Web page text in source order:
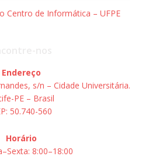
Centro de Informática – UFPE
Endereço
s/n – Cidade Universitária.
PE – Brasil
50.740-560
Horário
8:00–18:00